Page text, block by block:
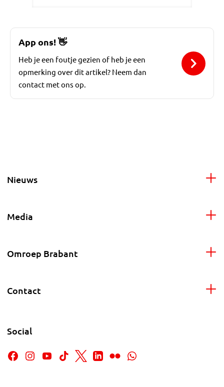
App ons!👋
Heb je een foutje gezien of heb je een
opmerking over dit artikel? Neem dan
contact met ons op.
Nieuws
Media
Omroep Brabant
Contact
Social